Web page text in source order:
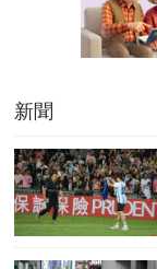
新聞